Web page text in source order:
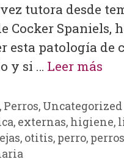
tutora desde
Cocker Spaniels,
esta patología de
y si … Leer más
, Perros, Uncategorized
, externas, higiene,
, otitis, perro, perros